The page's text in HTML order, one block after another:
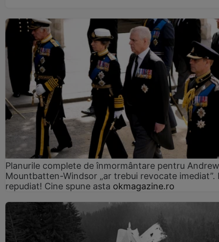
Planurile complete de înmormântare pentru Andrew
Mountbatten-Windsor „ar trebui revocate imediat”.
repudiat! Cine spune asta okmagazine.ro